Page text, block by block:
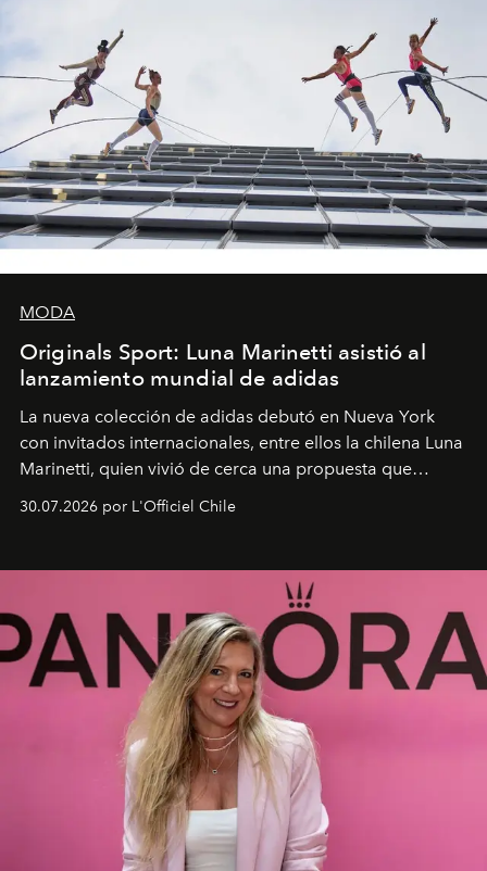
MODA
Originals Sport: Luna Marinetti asistió al
lanzamiento mundial de adidas
La nueva colección de adidas debutó en Nueva York
con invitados internacionales, entre ellos la chilena Luna
Marinetti, quien vivió de cerca una propuesta que
30.07.2026 por L'Officiel Chile